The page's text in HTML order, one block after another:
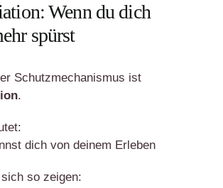
Wenn du dich
spürst
Schutzmechanismus ist
.
dich von deinem Erleben
so zeigen: